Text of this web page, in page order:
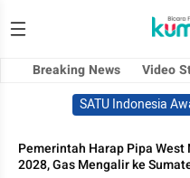
Breaking News Video
SATU Indonesia
Pemerintah Harap Pipa
2028, Gas Mengalir ke